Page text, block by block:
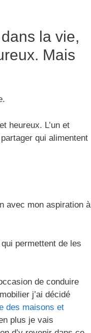
la vie,
Mais
heureux. L’un et
qui alimentent
avec mon aspiration à
permettent de les
de conduire
j’ai décidé
des maisons et
plus je vais